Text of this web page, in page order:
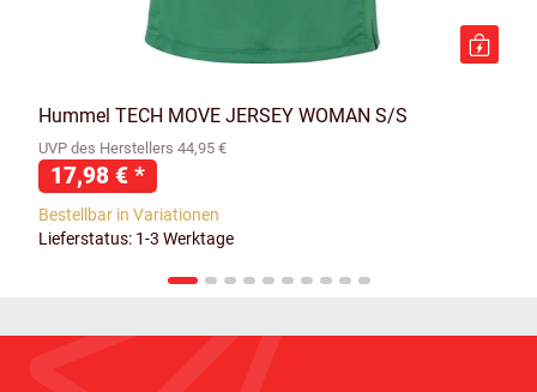
Hummel TECH MOVE JERSEY WOMAN S/S
UVP des Herstellers 44,95 €
17,98 € *
Bestellbar in Variationen
Lieferstatus: 1-3 Werktage